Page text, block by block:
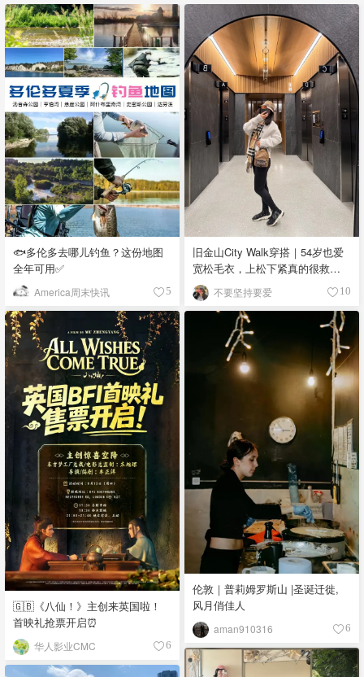
🐟多伦多去哪儿钓鱼？这份地图
全年可用✅
America周末快讯 5
旧金山City Walk穿搭｜54岁也爱
宽松毛衣，上松下紧真的很救比
例
不要坚持要爱 10
🇬🇧《八仙！》主创来英国啦！
首映礼抢票开启⏰
华人影业CMC 6
伦敦｜普莉姆罗斯山 |圣诞迁徙,
风月俏佳人
aman910316 6